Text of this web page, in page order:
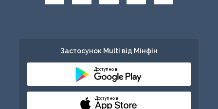
Застосунок Multi від Мінфін
Доступно в
Доступно в